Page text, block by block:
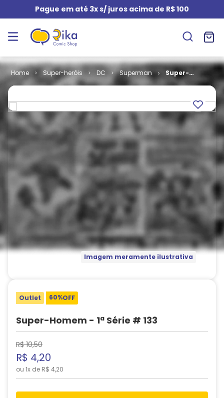
Pague em até 3x s/ juros acima de R$ 100
Super-heróis DC Superman
Super-
Homem - 1ª
Imagem meramente ilustrativa
Outlet 60%OFF
Super-Homem - 1ª Série # 133
R$ 10,50
R$ 4,20
ou 1x de R$ 4,20